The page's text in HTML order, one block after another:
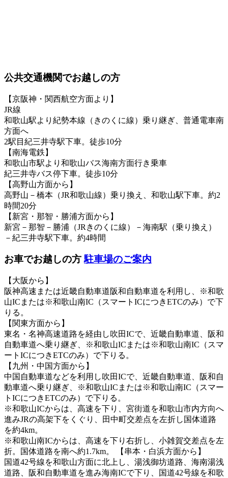
公共交通機関でお越しの方
【京阪神・関西航空方面より】
JR線
和歌山駅より紀勢本線（きのくに線）乗り継ぎ、普通電車南
方面へ
2駅目紀三井寺駅下車。徒歩10分
【南海電鉄】
和歌山市駅より和歌山バス海南方面行き乗車
紀三井寺バス停下車。徒歩10分
【高野山方面から】
高野山－橋本（JR和歌山線）乗り換え、和歌山駅下車。約2
時間20分
【新宮・那智・勝浦方面から】
新宮－那智－勝浦（JRきのくに線）－海南駅（乗り換え）
－紀三井寺駅下車。約4時間
お車でお越しの方駐車場のご案内
【大阪から】
阪神高速または近畿自動車道阪和自動車道を利用し、※和歌
山ICまたは※和歌山南IC（スマートICにつきETCのみ）で下
りる。
【関東方面から】
東名・名神高速道路を経由し吹田ICで、近畿自動車道、阪和
自動車道へ乗り継ぎ、※和歌山ICまたは※和歌山南IC（スマ
ートICにつきETCのみ）で下りる。
【九州・中国方面から】
中国自動車道などを利用し吹田ICで、近畿自動車道、阪和自
動車道へ乗り継ぎ、※和歌山ICまたは※和歌山南IC（スマー
トICにつきETCのみ）で下りる。
※和歌山ICからは、高速を下り、宮街道を和歌山市内方向へ
進みJRの高架下をくぐり、田中町交差点を左折し国体道路
を約4km。
※和歌山南ICからは、高速を下り右折し、小雑賀交差点を左
折。国体道路を南へ約1.7km。 【串本・白浜方面から】
国道42号線を和歌山方面に北上し、湯浅御坊道路、海南湯浅
道路、阪和自動車道を進み海南ICで下り、国道42号線を和歌